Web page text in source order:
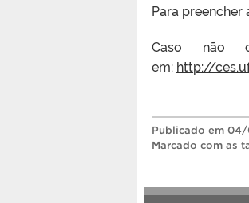
Para preencher
Caso não
em: http://
Publicado em 04/
Marcado com as